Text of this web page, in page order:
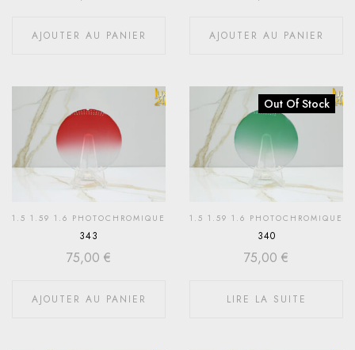
AJOUTER AU PANIER AJOUTER AU PANIER
1.5 1.59 1.6 PHOTOCHROMIQUE
343
75,00 €
AJOUTER AU PANIER
Out Of Stock
1.5 1.59 1.6 PHOTOCHROMIQUE
340
75,00 €
LIRE LA SUITE